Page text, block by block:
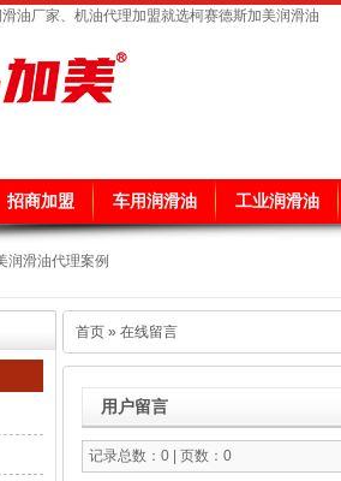
油厂家、机油代理加盟就选柯赛德斯加美润滑油
招商加盟 车用润滑油 工业润滑油
润滑油代理案例
首页 » 在线留言
用户留言
记录总数：0 | 页数：0